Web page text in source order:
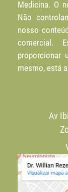
Medicina. O
Não
nosso
comercial.
proporcionar
mesmo, está
Av